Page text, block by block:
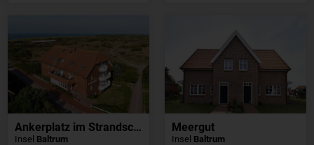
Ankerplatz im Strandschlösschen
Insel Baltrum
Meergut
Insel Baltrum